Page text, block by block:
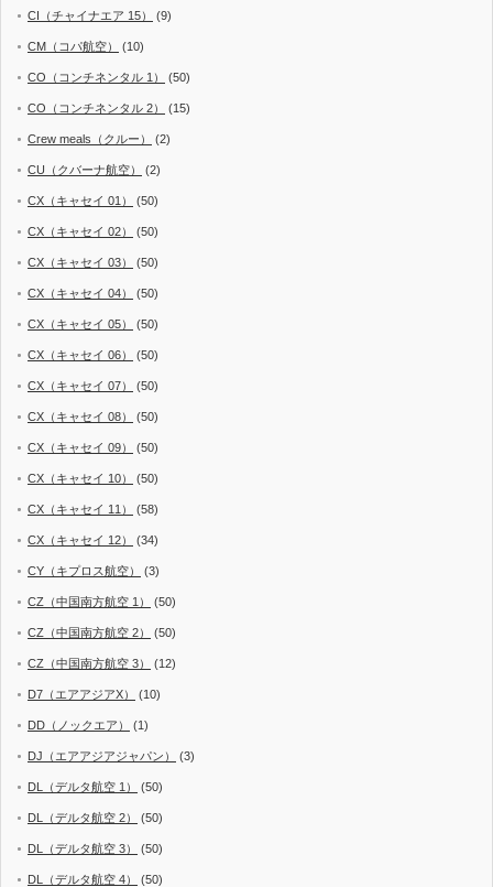
CI（チャイナエア 15） (9)
CM（コパ航空） (10)
CO（コンチネンタル 1） (50)
CO（コンチネンタル 2） (15)
Crew meals（クルー） (2)
CU（クバーナ航空） (2)
CX（キャセイ 01） (50)
CX（キャセイ 02） (50)
CX（キャセイ 03） (50)
CX（キャセイ 04） (50)
CX（キャセイ 05） (50)
CX（キャセイ 06） (50)
CX（キャセイ 07） (50)
CX（キャセイ 08） (50)
CX（キャセイ 09） (50)
CX（キャセイ 10） (50)
CX（キャセイ 11） (58)
CX（キャセイ 12） (34)
CY（キプロス航空） (3)
CZ（中国南方航空 1） (50)
CZ（中国南方航空 2） (50)
CZ（中国南方航空 3） (12)
D7（エアアジアX） (10)
DD（ノックエア） (1)
DJ（エアアジアジャパン） (3)
DL（デルタ航空 1） (50)
DL（デルタ航空 2） (50)
DL（デルタ航空 3） (50)
DL（デルタ航空 4） (50)